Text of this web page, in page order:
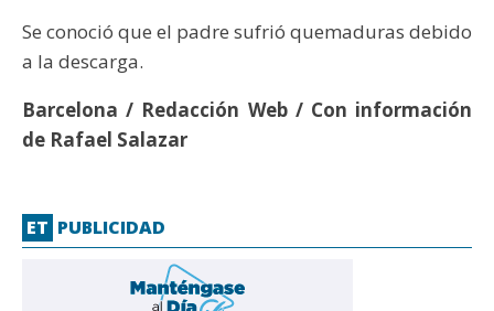
Se conoció que el padre sufrió quemaduras debido
a la descarga.
Barcelona / Redacción Web / Con información
de Rafael Salazar
ET PUBLICIDAD